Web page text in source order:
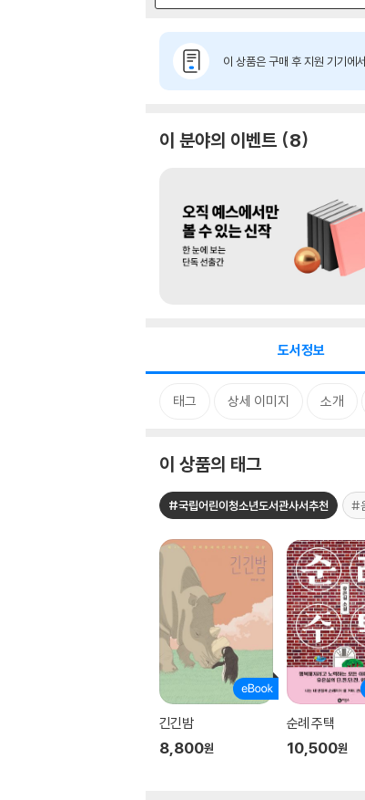
이 상품은 구매 후 지원 기기에서
이 분야의 이벤트 8
도서정보
태그 상세 이미지 소개
이 상품의 태그
#국립어린이청소년도서관사서추천 #
긴긴밤
8,800원
순례 주택
10,500원